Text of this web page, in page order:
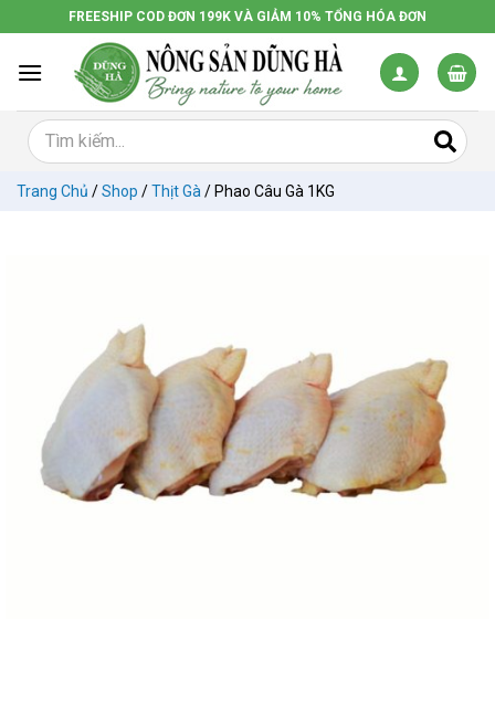
đến
dung
FREESHIP COD ĐƠN 199K VÀ GIẢM 10% TỔNG HÓA ĐƠN
Trang Chủ /Shop /Thịt Gà / Phao Câu Gà 1KG